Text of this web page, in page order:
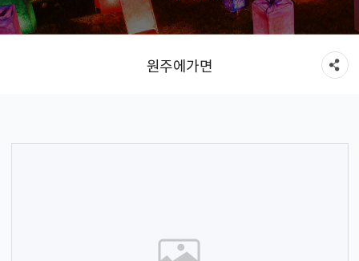
원주에가면